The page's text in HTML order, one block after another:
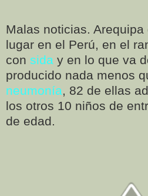
Malas noticias.
lugar en el Perú, en el
con sida y en lo que va
producido nada menos
neumonía, 82 de ellas
los otros 10 niños de
de edad.